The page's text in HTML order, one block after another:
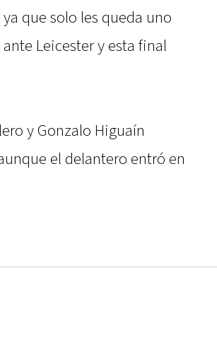
que solo les queda uno
Leicester y esta final
y Gonzalo Higuaín
el delantero entró en